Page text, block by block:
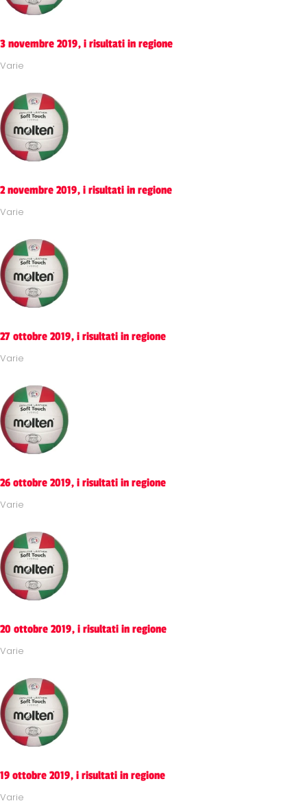
3 novembre 2019, i risultati in regione
Varie
2 novembre 2019, i risultati in regione
Varie
27 ottobre 2019, i risultati in regione
Varie
26 ottobre 2019, i risultati in regione
Varie
20 ottobre 2019, i risultati in regione
Varie
19 ottobre 2019, i risultati in regione
Varie